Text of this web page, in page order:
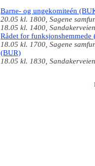
Barne- og ungekomiteén
20.05 kl. 1800, Sagene
18.05 kl. 1400,
Rådet for funksjonshemmede
18.05 kl. 1700, Sagene
(BUR)
18.05 kl. 1830,